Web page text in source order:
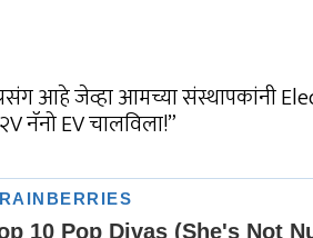
आहे जेव्हा आमच्या संस्थापकांनी
नॅनो EV चालविला!”